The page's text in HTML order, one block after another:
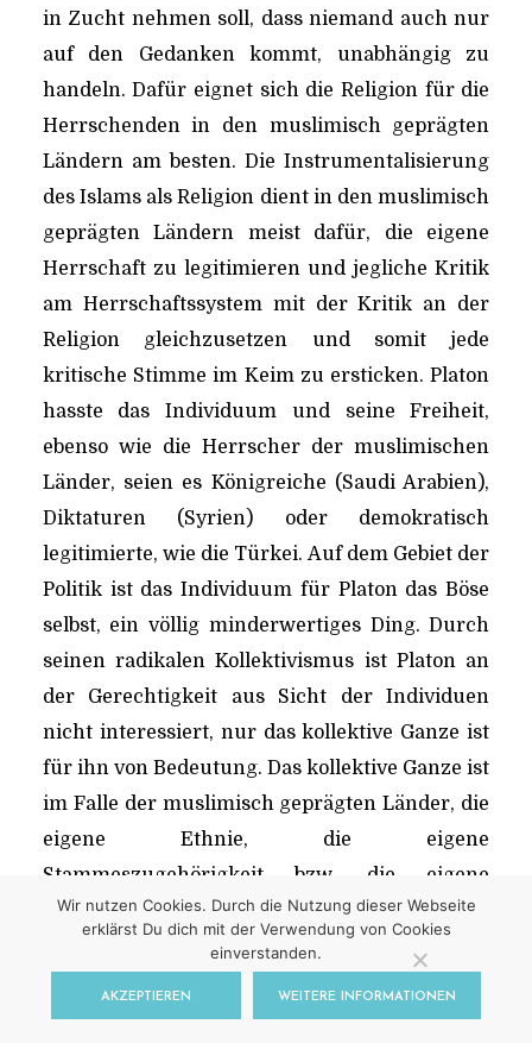
in Zucht nehmen soll, dass niemand auch nur
auf den Gedanken kommt, unabhängig zu
handeln. Dafür eignet sich die Religion für die
Herrschenden in den muslimisch geprägten
Ländern am besten. Die Instrumentalisierung
des Islams als Religion dient in den muslimisch
geprägten Ländern meist dafür, die eigene
Herrschaft zu legitimieren und jegliche Kritik
am Herrschaftssystem mit der Kritik an der
Religion gleichzusetzen und somit jede
kritische Stimme im Keim zu ersticken. Platon
hasste das Individuum und seine Freiheit,
ebenso wie die Herrscher der muslimischen
Länder, seien es Königreiche (Saudi Arabien),
Diktaturen (Syrien) oder demokratisch
legitimierte, wie die Türkei. Auf dem Gebiet der
Politik ist das Individuum für Platon das Böse
selbst, ein völlig minderwertiges Ding. Durch
seinen radikalen Kollektivismus ist Platon an
der Gerechtigkeit aus Sicht der Individuen
nicht interessiert, nur das kollektive Ganze ist
für ihn von Bedeutung. Das kollektive Ganze ist
im Falle der muslimisch geprägten Länder, die
eigene Ethnie, die eigene
Stammeszugehörigkeit bzw. die eigene
sunnitisch oder schiitisch geprägte
Religionszugehörigkeit. Wer der anderen
Religion angehört oder innerhalb des Islams
Wir nutzen Cookies. Durch die Nutzung dieser Webseite
erklärst Du dich mit der Verwendung von Cookies
einverstanden.
AKZEPTIEREN WEITERE INFORMATIONEN